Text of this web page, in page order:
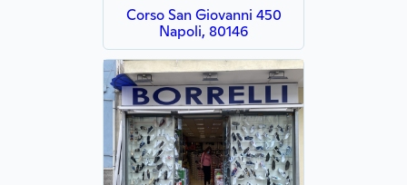
Corso San Giovanni 450
Napoli, 80146